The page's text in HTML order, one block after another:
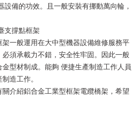
備的功效。且一般安裝有挪動萬向輪，
撐點框架
一般運用在大中型機器設備維修服務平
須承載力不錯，安全性牢固。因此一般
型材制成。能夠 便捷生產制造工作人員
造工作。
介紹鋁合金工業型框架電纜橋架，希望